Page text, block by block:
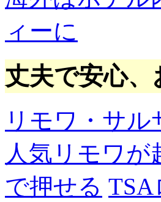
ィーに
丈夫で安心
リモワ・サル
人気リモワ
で押せる